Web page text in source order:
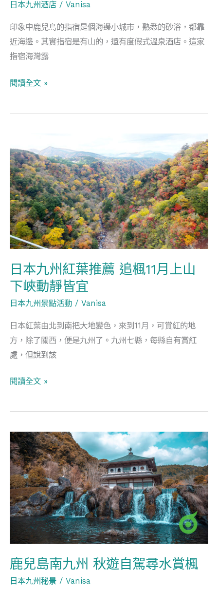
日本九州酒店 / Vanisa
印象中鹿兒島的指宿是個海邊小城市，熟悉的砂浴，都靠
近海邊。其實指宿是有山的，還有度假式溫泉酒店。這家
指宿海灣露
森
砂
浴
閱讀全文 »
日本九州紅葉推薦 追楓11月上山
下峽動靜皆宜
日本九州景點活動 / Vanisa
日本紅葉由北到南把大地變色，來到11月，可賞紅的地
方，除了關西，便是九州了。九州七縣，每縣自有賞紅
處，但說到該
本
九
州
紅
葉
推
薦
楓
月
山
下
峽
閱讀全文 »
鹿兒島南九州 秋遊自駕尋水賞楓
日本九州秘景 / Vanisa
鹿
兒
島
南
九
州
自
駕
尋